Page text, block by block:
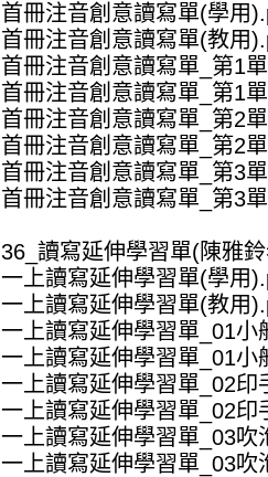
首冊注音創意讀寫單(學用
首冊注音創意讀寫單(教用
首冊注音創意讀寫單_第1
首冊注音創意讀寫單_第1
首冊注音創意讀寫單_第2
首冊注音創意讀寫單_第2
首冊注音創意讀寫單_第3
首冊注音創意讀寫單_第3
36_讀寫延伸學習單(陳雅
一上讀寫延伸學習單(學用
一上讀寫延伸學習單(教用
一上讀寫延伸學習單_01小
一上讀寫延伸學習單_01小
一上讀寫延伸學習單_02印
一上讀寫延伸學習單_02印
一上讀寫延伸學習單_03吹
一上讀寫延伸學習單_03吹